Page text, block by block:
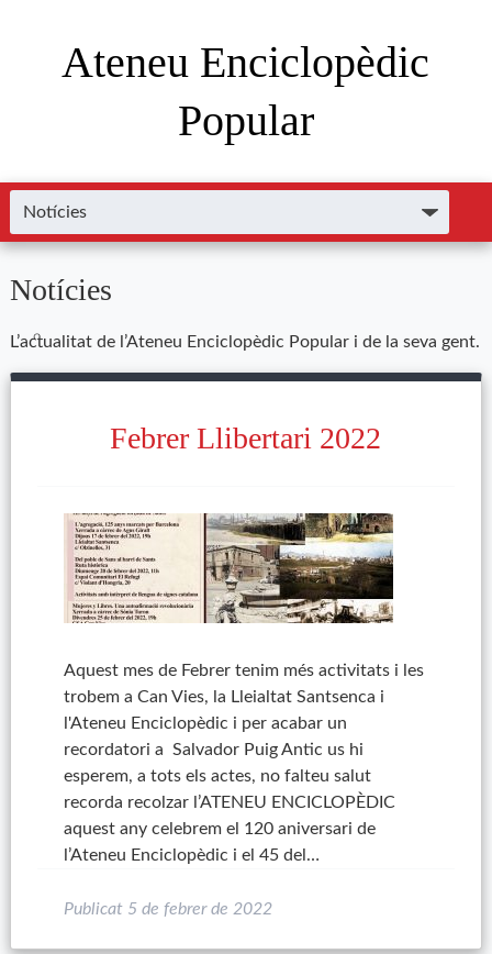
Ateneu Enciclopèdic
Popular
Notícies
L’actualitat de l’Ateneu Enciclopèdic Popular i de la seva gent.
Febrer Llibertari 2022
Aquest mes de Febrer tenim més activitats i les
trobem a Can Vies, la Lleialtat Santsenca i
l'Ateneu Enciclopèdic i per acabar un
recordatori a Salvador Puig Antic us hi
esperem, a tots els actes, no falteu salut
recorda recolzar l’ATENEU ENCICLOPÈDIC
aquest any celebrem el 120 aniversari de
l’Ateneu Enciclopèdic i el 45 del…
Publicat 5 de febrer de 2022